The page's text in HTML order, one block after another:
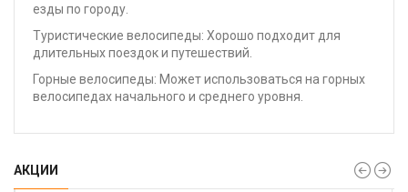
езды по городу.
Туристические велосипеды: Хорошо подходит для
длительных поездок и путешествий.
Горные велосипеды: Может использоваться на горных
велосипедах начального и среднего уровня.
АКЦИИ